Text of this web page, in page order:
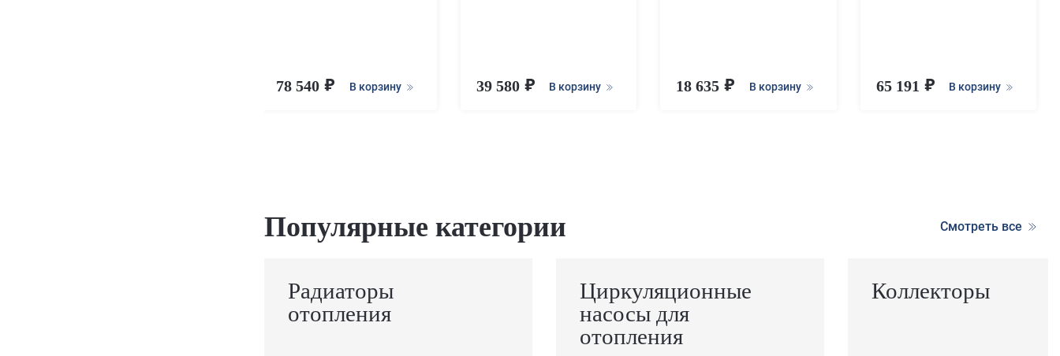
78 540 В корзину 39 580 В корзину 18 635 В корзину 65 191 В корзину
Популярные категории Смотреть все
Радиаторы
отопления
Циркуляционные
насосы для
отопления
Коллекторы